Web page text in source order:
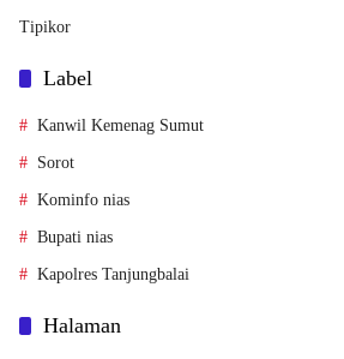
Tipikor
Label
Kanwil Kemenag Sumut
Sorot
Kominfo nias
Bupati nias
Kapolres Tanjungbalai
Halaman